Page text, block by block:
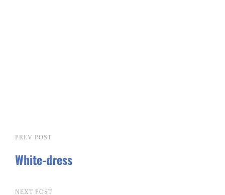
投
稿
Previous
Post
PREV POST
White-dress
NEXT POST